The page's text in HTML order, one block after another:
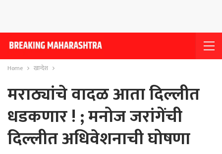
Home खान्देश
मराठ्यांचे वादळ आता दिल्लीत
धडकणार ! ; मनोज जरांगेंची
दिल्लीत अधिवेशनाची घोषणा